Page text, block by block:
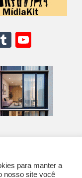
Tumblr
) para manter a
nosso site você